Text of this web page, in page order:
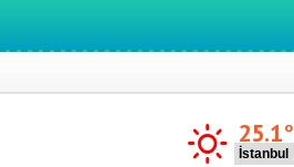
25.1